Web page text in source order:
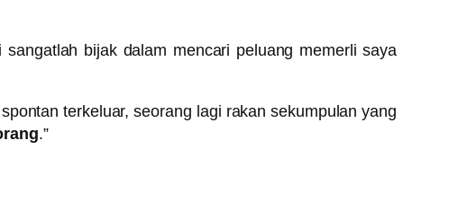
bijak dalam mencari peluang memerli saya
terkeluar, seorang lagi rakan sekumpulan yang
.”